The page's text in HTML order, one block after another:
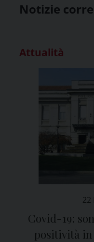
Notizie
Attualità
22
Covid-19:
positività